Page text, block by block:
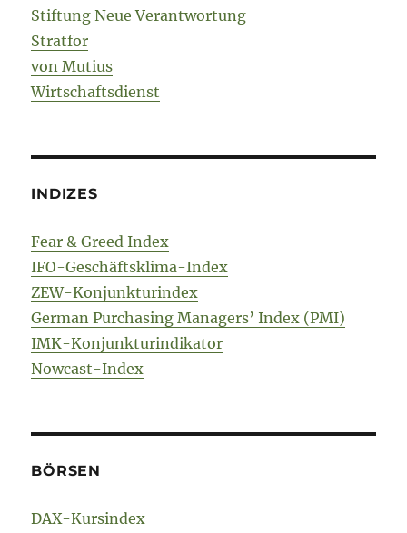
Stiftung Neue Verantwortung
Stratfor
von Mutius
Wirtschaftsdienst
INDIZES
Fear & Greed Index
IFO-Geschäftsklima-Index
ZEW-Konjunkturindex
German Purchasing Managers’ Index (PMI)
IMK-Konjunkturindikator
Nowcast-Index
BÖRSEN
DAX-Kursindex